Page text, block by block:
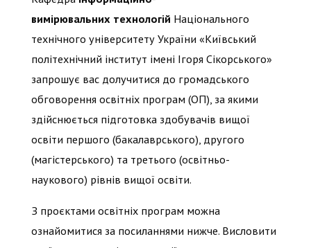
вимірювальних технологій Національного
технічного університету України «Київський
політехнічний інститут імені Ігоря Сікорського»
запрошує вас долучитися до громадського
обговорення освітніх програм (ОП), за якими
здійснюється підготовка здобувачів вищої
освіти першого (бакалаврського), другого
(магістерського) та третього (освітньо-
наукового) рівнів вищої освіти.
З проєктами освітніх програм можна
ознайомитися за посиланнями нижче. Висловити